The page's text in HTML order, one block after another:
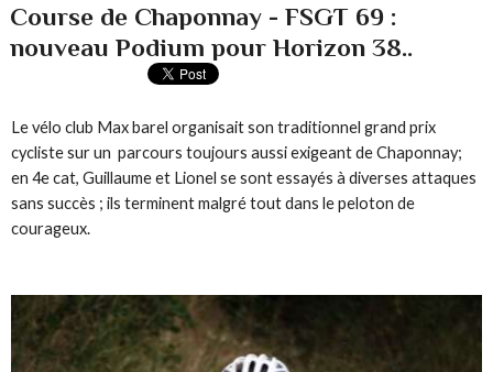
Course de Chaponnay - FSGT 69 :
nouveau Podium pour Horizon 38..
Le vélo club Max barel organisait son traditionnel grand prix
cycliste sur un parcours toujours aussi exigeant de Chaponnay;
en 4e cat, Guillaume et Lionel se sont essayés à diverses attaques
sans succès ; ils terminent malgré tout dans le peloton de
courageux.